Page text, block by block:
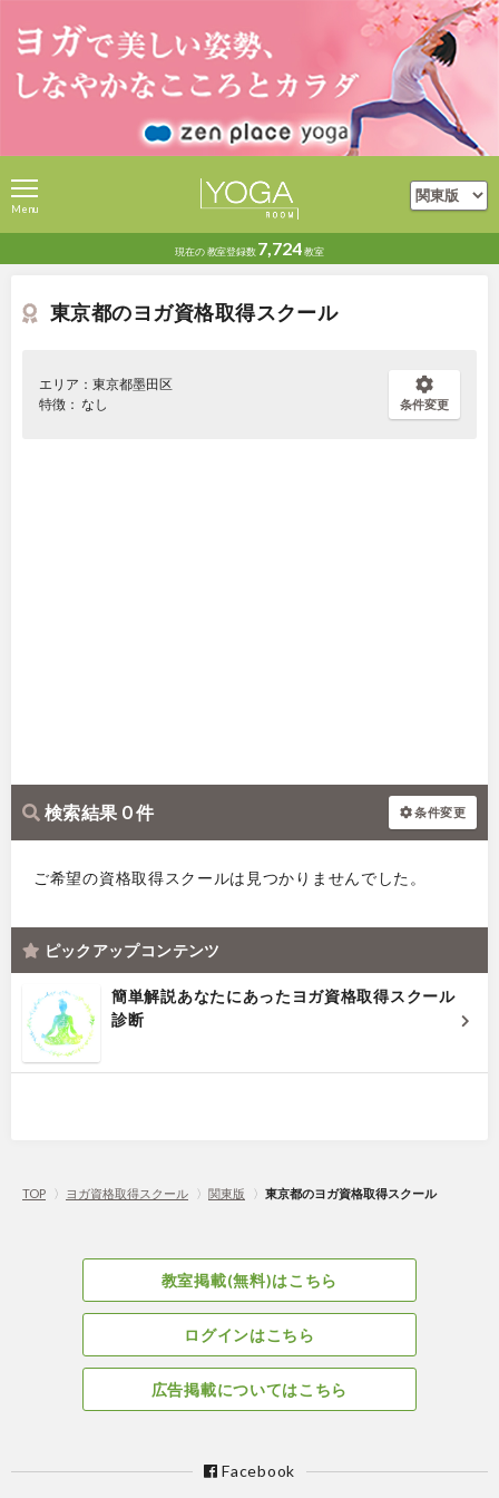
現在の教室登録数 7,724教室
Menu
東京都のヨガ資格取得スクール
エリア：東京都墨田区
特徴： なし
条件変更
検索結果 0 件 条件変更
ご希望の資格取得スクールは見つかりませんでした。
ピックアップコンテンツ
簡単解説あなたにあったヨガ資格取得スクール
診断
TOP 〉 ヨガ資格取得スクール 〉 関東版 〉 東京都のヨガ資格取得スクール
教室掲載(無料)はこちら
ログインはこちら
広告掲載についてはこちら
Facebook